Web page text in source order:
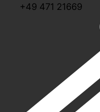
+49 471 21669